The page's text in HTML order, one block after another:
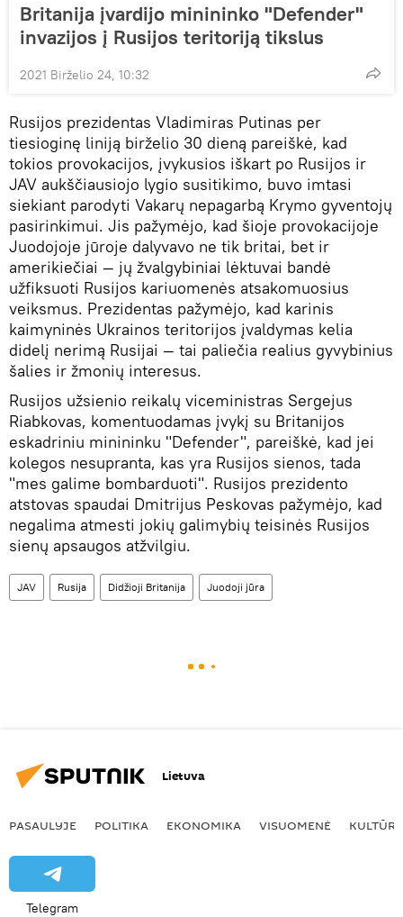
Britanija įvardijo minininko "Defender"
invazijos į Rusijos teritoriją tikslus
2021 Birželio 24, 10:32
Rusijos prezidentas Vladimiras Putinas per
tiesioginę liniją birželio 30 dieną pareiškė, kad
tokios provokacijos, įvykusios iškart po Rusijos ir
JAV aukščiausiojo lygio susitikimo, buvo imtasi
siekiant parodyti Vakarų nepagarbą Krymo gyventojų
pasirinkimui. Jis pažymėjo, kad šioje provokacijoje
Juodojoje jūroje dalyvavo ne tik britai, bet ir
amerikiečiai — jų žvalgybiniai lėktuvai bandė
užfiksuoti Rusijos kariuomenės atsakomuosius
veiksmus. Prezidentas pažymėjo, kad karinis
kaimyninės Ukrainos teritorijos įvaldymas kelia
didelį nerimą Rusijai — tai paliečia realius gyvybinius
šalies ir žmonių interesus.
Rusijos užsienio reikalų viceministras Sergejus
Riabkovas, komentuodamas įvykį su Britanijos
eskadriniu minininku "Defender", pareiškė, kad jei
kolegos nesupranta, kas yra Rusijos sienos, tada
"mes galime bombarduoti". Rusijos prezidento
atstovas spaudai Dmitrijus Peskovas pažymėjo, kad
negalima atmesti jokių galimybių teisinės Rusijos
sienų apsaugos atžvilgiu.
JAV Rusija Didžioji Britanija Juodoji jūra
Lietuva
PASAULYJE POLITIKA EKONOMIKA VISUOMENĖ KULTŪRA
Telegram